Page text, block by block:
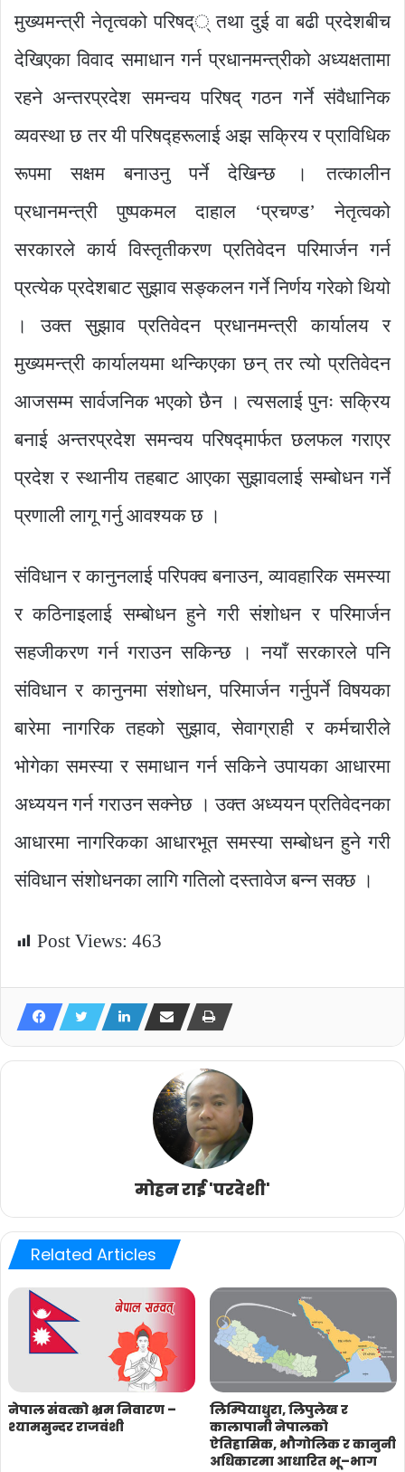
मुख्यमन्त्री नेतृत्वको परिषद्् तथा दुई वा बढी प्रदेशबीच
देखिएका विवाद समाधान गर्न प्रधानमन्त्रीको अध्यक्षतामा
रहने अन्तरप्रदेश समन्वय परिषद् गठन गर्ने संवैधानिक
व्यवस्था छ तर यी परिषद्हरूलाई अझ सक्रिय र प्राविधिक
रूपमा सक्षम बनाउनु पर्ने देखिन्छ । तत्कालीन
प्रधानमन्त्री पुष्पकमल दाहाल ‘प्रचण्ड’ नेतृत्वको
सरकारले कार्य विस्तृतीकरण प्रतिवेदन परिमार्जन गर्न
प्रत्येक प्रदेशबाट सुझाव सङ्कलन गर्ने निर्णय गरेको थियो
। उक्त सुझाव प्रतिवेदन प्रधानमन्त्री कार्यालय र
मुख्यमन्त्री कार्यालयमा थन्किएका छन् तर त्यो प्रतिवेदन
आजसम्म सार्वजनिक भएको छैन । त्यसलाई पुनः सक्रिय
बनाई अन्तरप्रदेश समन्वय परिषद्मार्फत छलफल गराएर
प्रदेश र स्थानीय तहबाट आएका सुझावलाई सम्बोधन गर्ने
प्रणाली लागू गर्नु आवश्यक छ ।
संविधान र कानुनलाई परिपक्व बनाउन, व्यावहारिक समस्या
र कठिनाइलाई सम्बोधन हुने गरी संशोधन र परिमार्जन
सहजीकरण गर्न गराउन सकिन्छ । नयाँ सरकारले पनि
संविधान र कानुनमा संशोधन, परिमार्जन गर्नुपर्ने विषयका
बारेमा नागरिक तहको सुझाव, सेवाग्राही र कर्मचारीले
भोगेका समस्या र समाधान गर्न सकिने उपायका आधारमा
अध्ययन गर्न गराउन सक्नेछ । उक्त अध्ययन प्रतिवेदनका
आधारमा नागरिकका आधारभूत समस्या सम्बोधन हुने गरी
संविधान संशोधनका लागि गतिलो दस्तावेज बन्न सक्छ ।
Post Views: 463
मोहन राई 'परदेशी'
Related Articles
नेपाल संवत्को भ्रम निवारण –
श्यामसुन्दर राजवंशी
लिम्पियाधुरा, लिपुलेख र
कालापानी नेपालको
ऐतिहासिक, भौगोलिक र कानुनी
अधिकारमा आधारित भू–भाग